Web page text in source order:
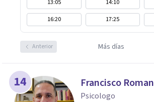
13:05 14:10
16:20
17:25
Anterior Más días
14 Francisco Roman
Psicologo